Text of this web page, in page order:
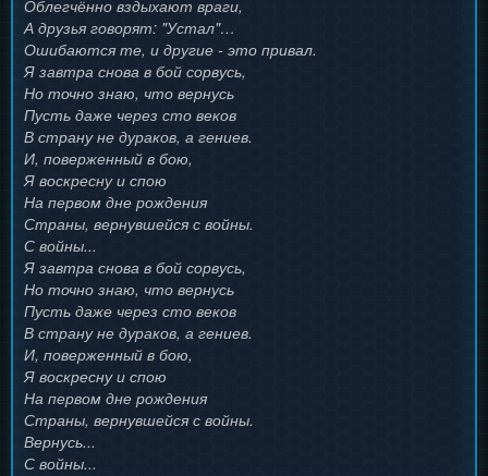
Облегчённо вздыхают враги,
А друзья говорят: "Устал"…
Ошибаются те, и другие - это привал.
Я завтра снова в бой сорвусь,
Но точно знаю, что вернусь
Пусть даже через сто веков
В страну не дураков, а гениев.
И, поверженный в бою,
Я воскресну и спою
На первом дне рождения
Страны, вернувшейся с войны.
С войны...
Я завтра снова в бой сорвусь,
Но точно знаю, что вернусь
Пусть даже через сто веков
В страну не дураков, а гениев.
И, поверженный в бою,
Я воскресну и спою
На первом дне рождения
Страны, вернувшейся с войны.
Вернусь...
С войны...